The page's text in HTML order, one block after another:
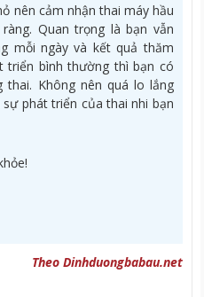
nên cảm nhận thai máy hầu
Quan trọng là bạn vẫn
mỗi ngày và kết quả thăm
triển bình thường thì bạn có
Không nên quá lo lắng
phát triển của thai nhi bạn
Theo Dinhduongbabau.net